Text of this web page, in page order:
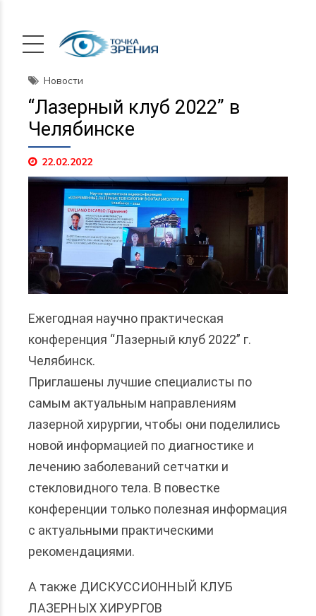
Новости
“Лазерный клуб 2022” в
Челябинске
22.02.2022
Ежегодная научно практическая
конференция “Лазерный клуб 2022” г.
Челябинск.
Приглашены лучшие специалисты по
самым актуальным направлениям
лазерной хирургии, чтобы они поделились
новой информацией по диагностике и
лечению заболеваний сетчатки и
стекловидного тела. В повестке
конференции только полезная информация
с актуальными практическими
рекомендациями.
А также ДИСКУССИОННЫЙ КЛУБ
ЛАЗЕРНЫХ ХИРУРГОВ